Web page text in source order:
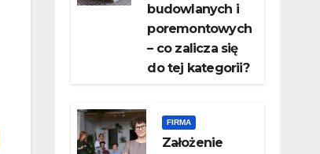
budowlanych i
poremontowych
– co zalicza się
do tej kategorii?
FIRMA
Założenie